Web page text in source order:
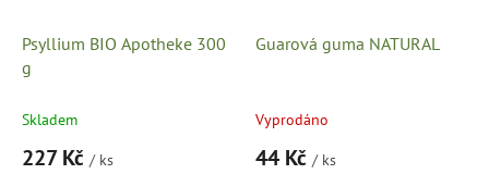
Psyllium BIO Apotheke 300
g
Skladem
227 Kč / ks
Guarová guma NATURAL
Vyprodáno
44 Kč / ks